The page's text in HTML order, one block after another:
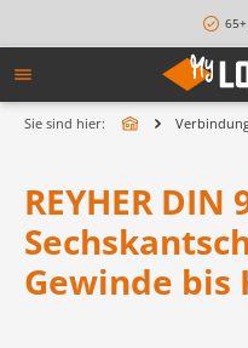
Sie sind hier:
REYHER DIN
Gewinde bis